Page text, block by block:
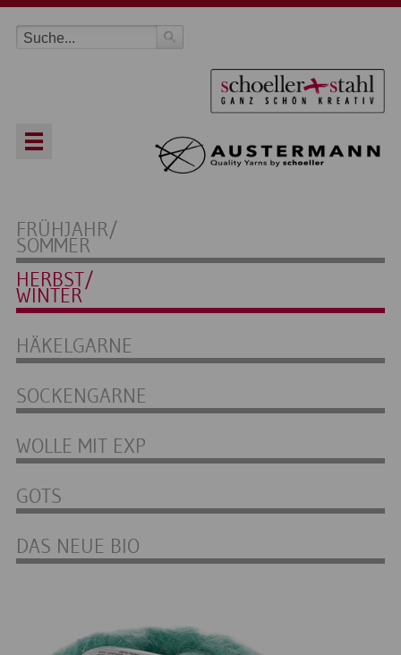
FRÜHJAHR/
SOMMER
HERBST/
WINTER
HÄKELGARNE
SOCKENGARNE
WOLLE MIT EXP
GOTS
DAS NEUE BIO